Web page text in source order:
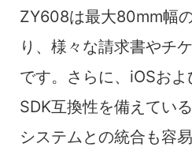
ZY608は最大80mm幅
り、様々な請求書やチ
です。さらに、iOSお
SDK互換性を備えてい
システムとの統合も容易